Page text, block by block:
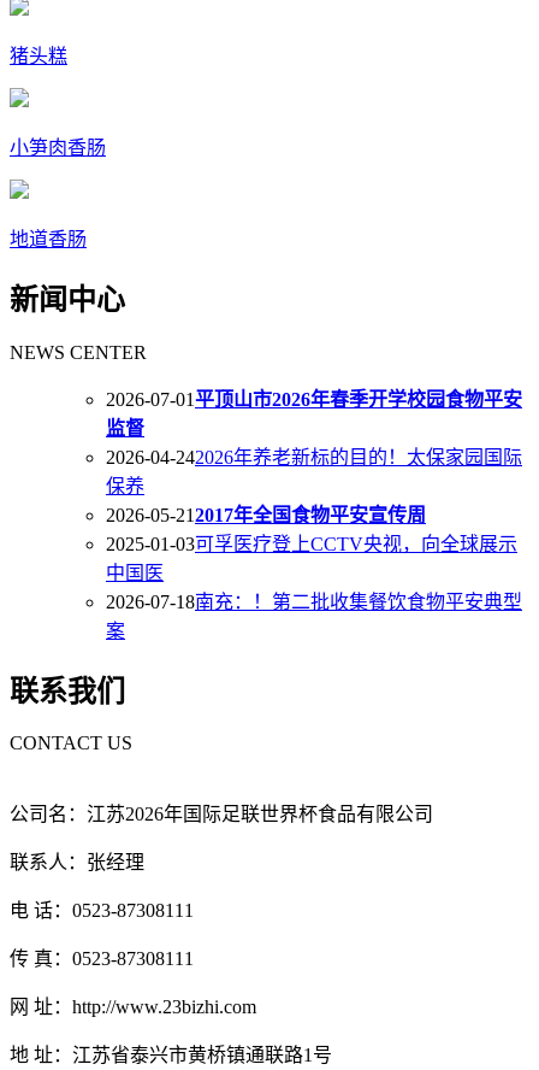
猪头糕
小笋肉香肠
地道香肠
新闻中心
NEWS CENTER
2026-07-01平顶山市2026年春季开学校园食物平安
监督
2026-04-242026年养老新标的目的！太保家园国际
保养
2026-05-212017年全国食物平安宣传周
2025-01-03可孚医疗登上CCTV央视，向全球展示
中国医
2026-07-18南充：！第二批收集餐饮食物平安典型
案
联系我们
CONTACT US
公司名：江苏2026年国际足联世界杯食品有限公司
联系人：张经理
电 话：0523-87308111
传 真：0523-87308111
网 址：http://www.23bizhi.com
地 址：江苏省泰兴市黄桥镇通联路1号